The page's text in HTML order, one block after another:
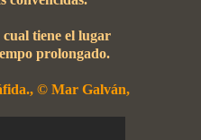
tiene el lugar
prolongado.
© Mar Galván,